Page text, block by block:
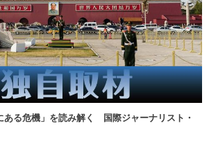
ある危機」を読み解く 国際ジャーナリスト・